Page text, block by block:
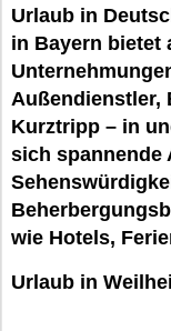
Urlaub in
in Bayern bietet
Außendienstler,
Kurztripp – in
sich spannende
wie Hotels,
Urlaub in